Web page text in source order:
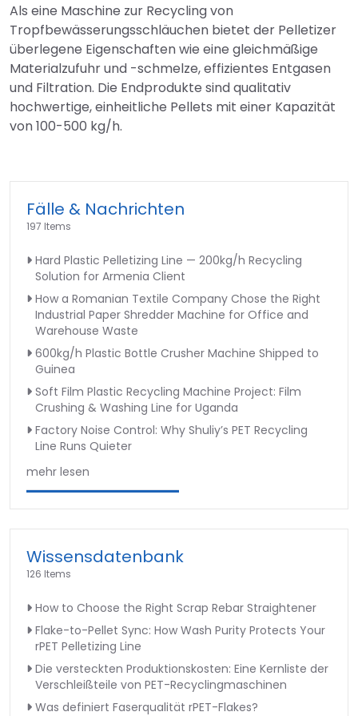
Als eine Maschine zur Recycling von
Tropfbewässerungsschläuchen bietet der Pelletizer
überlegene Eigenschaften wie eine gleichmäßige
Materialzufuhr und -schmelze, effizientes Entgasen
und Filtration. Die Endprodukte sind qualitativ
hochwertige, einheitliche Pellets mit einer Kapazität
von 100-500 kg/h.
Fälle & Nachrichten
197 Items
Hard Plastic Pelletizing Line — 200kg/h Recycling
Solution for Armenia Client
How a Romanian Textile Company Chose the Right
Industrial Paper Shredder Machine for Office and
Warehouse Waste
600kg/h Plastic Bottle Crusher Machine Shipped to
Guinea
Soft Film Plastic Recycling Machine Project: Film
Crushing & Washing Line for Uganda
Factory Noise Control: Why Shuliy’s PET Recycling
Line Runs Quieter
mehr lesen
Wissensdatenbank
126 Items
How to Choose the Right Scrap Rebar Straightener
Flake-to-Pellet Sync: How Wash Purity Protects Your
rPET Pelletizing Line
Die versteckten Produktionskosten: Eine Kernliste der
Verschleißteile von PET-Recyclingmaschinen
Was definiert Faserqualität rPET-Flakes?